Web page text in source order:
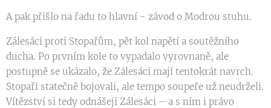
A pak přišlo na řadu to hlavní - závod o Modrou stuhu.
Zálesáci proti Stopařům, pět kol napětí a soutěžního
ducha. Po prvním kole to vypadalo vyrovnaně, ale
postupně se ukázalo, že Zálesáci mají tentokrát navrch.
Stopaři statečně bojovali, ale tempo soupeře už neudrželi.
Vítězství si tedy odnášejí Zálesáci – a s ním i právo